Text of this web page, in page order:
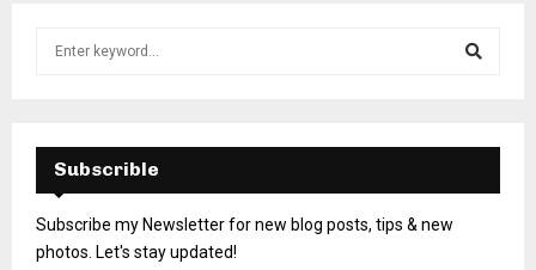
Subscrible
Subscribe my Newsletter for new blog posts, tips & new
photos. Let's stay updated!